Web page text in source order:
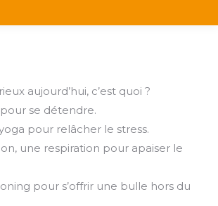
aujourd’hui, c’est quoi ?
se détendre.
pour relâcher le stress.
une respiration pour apaiser le
pour s’offrir une bulle hors du